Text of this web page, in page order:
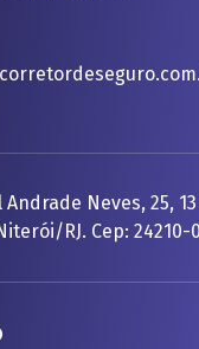
Andrade Neves, 25,
RJ. Cep: 24210-